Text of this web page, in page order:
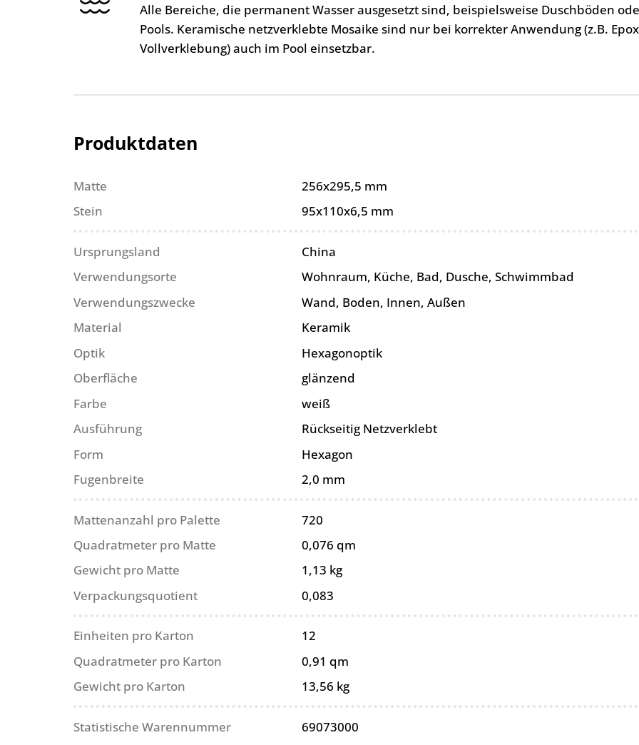
Alle Bereiche, die permanent Wasser ausgesetzt sind, beispielsweise Duschböden
Pools. Keramische netzverklebte Mosaike sind nur bei korrekter Anwendung (z.B.
Vollverklebung) auch im Pool einsetzbar.
Produktdaten
Matte
256x295,5 mm
Stein
95x110x6,5 mm
Ursprungsland
China
Verwendungsorte
Wohnraum, Küche, Bad, Dusche, Schwimmbad
Verwendungszwecke
Wand, Boden, Innen, Außen
Material
Keramik
Optik
Hexagonoptik
Oberfläche
glänzend
Farbe
weiß
Ausführung
Rückseitig Netzverklebt
Form
Hexagon
Fugenbreite
2,0 mm
Mattenanzahl pro Palette
720
Quadratmeter pro Matte
0,076 qm
Gewicht pro Matte
1,13 kg
Verpackungsquotient
0,083
Einheiten pro Karton
12
Quadratmeter pro Karton
0,91 qm
Gewicht pro Karton
13,56 kg
Statistische Warennummer
69073000